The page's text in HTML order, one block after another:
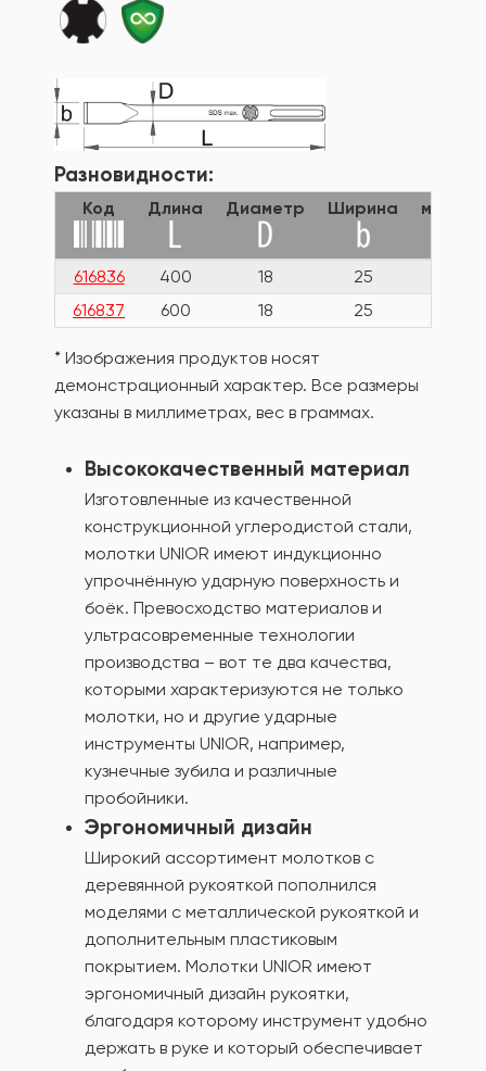
Разновидности:
Код Длина Диаметр Ширина масса
616836 400 18 25
616837
600 18 25
* Изображения продуктов носят
демонстрационный характер. Все размеры
указаны в миллиметрах, вес в граммах.
Высококачественный материал
Изготовленные из качественной
конструкционной углеродистой стали,
молотки UNIOR имеют индукционно
упрочнённую ударную поверхность и
боёк. Превосходство материалов и
ультрасовременные технологии
производства – вот те два качества,
которыми характеризуются не только
молотки, но и другие ударные
инструменты UNIOR, например,
кузнечные зубила и различные
пробойники.
Эргономичный дизайн
Широкий ассортимент молотков с
деревянной рукояткой пополнился
моделями с металлической рукояткой и
дополнительным пластиковым
покрытием. Молотки UNIOR имеют
эргономичный дизайн рукоятки,
благодаря которому инструмент удобно
держать в руке и который обеспечивает